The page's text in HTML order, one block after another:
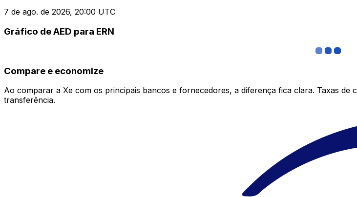
7 de ago. de 2026, 20:00 UTC
Gráfico de AED para ERN
Compare e economize
Ao comparar a Xe com os principais bancos e fornecedores, a diferença fica clara. Taxas de
transferência.